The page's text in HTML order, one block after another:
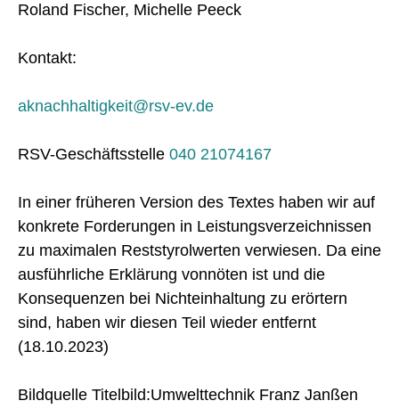
Roland Fischer, Michelle Peeck
Kontakt:
aknachhaltigkeit@rsv-ev.de
RSV-Geschäftsstelle 040 21074167
In einer früheren Version des Textes haben wir auf
konkrete Forderungen in Leistungsverzeichnissen
zu maximalen Reststyrolwerten verwiesen. Da eine
ausführliche Erklärung vonnöten ist und die
Konsequenzen bei Nichteinhaltung zu erörtern
sind, haben wir diesen Teil wieder entfernt
(18.10.2023)
Bildquelle Titelbild:Umwelttechnik Franz Janßen